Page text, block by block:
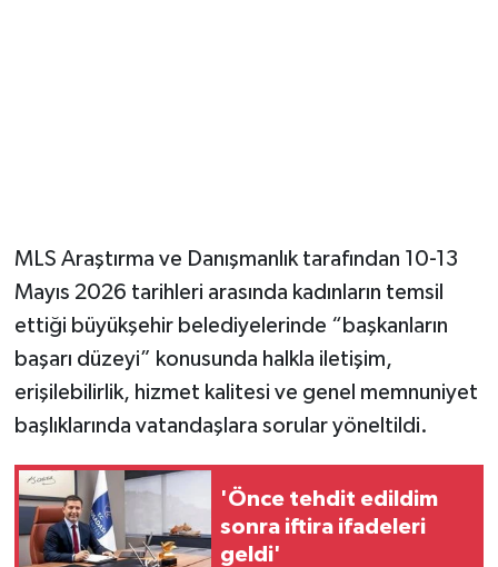
MLS Araştırma ve Danışmanlık tarafından 10-13
Mayıs 2026 tarihleri arasında kadınların temsil
ettiği büyükşehir belediyelerinde “başkanların
başarı düzeyi” konusunda halkla iletişim,
erişilebilirlik, hizmet kalitesi ve genel memnuniyet
başlıklarında vatandaşlara sorular yöneltildi.
'Önce tehdit edildim
sonra iftira ifadeleri
geldi'